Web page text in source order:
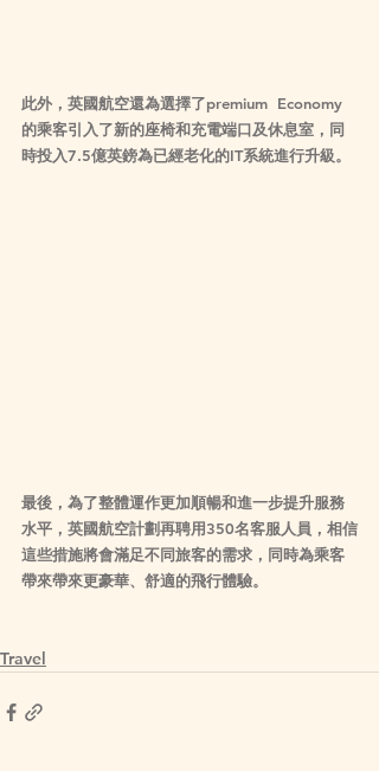
此外，英國航空還為選擇了premium  Economy
的乘客引入了新的座椅和充電端口及休息室，同
時投入7.5億英鎊為已經老化的IT系統進行升級。
最後，為了整體運作更加順暢和進一步提升服務
水平，英國航空計劃再聘用350名客服人員，相信
這些措施將會滿足不同旅客的需求，同時為乘客
帶來帶來更豪華、舒適的飛行體驗。
Travel